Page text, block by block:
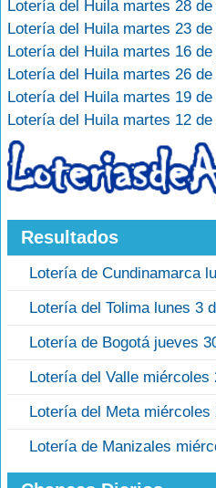
Lotería del Huila martes 28
Lotería del Huila martes 23
Lotería del Huila martes 16
Lotería del Huila martes 26
Lotería del Huila martes 19
Lotería del Huila martes 12
Resultados
Lotería de Cundinamarca
Lotería del Tolima lunes 3
Lotería de Bogotá jueves
Lotería del Valle miércoles
Lotería del Meta miércoles
Lotería de Manizales